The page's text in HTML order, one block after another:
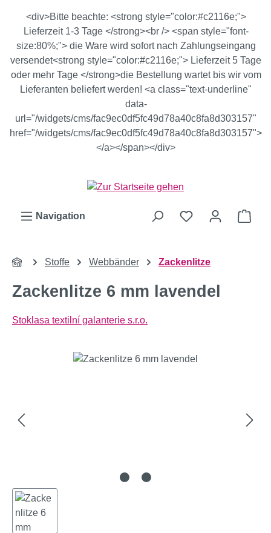
Zum Hauptinhalt springen
<div>Bitte beachte: <strong style="color:#c2116e;">
Lieferzeit 1-3 Tage </strong><br /> <span style="font-
size:80%;"> die Ware wird sofort nach Zahlungseingang
versendet<strong style="color:#c2116e;"> Lieferzeit 5 Tage
oder mehr Tage </strong>die Bestellung wartet bis wir vom
Lieferanten beliefert werden! <a class="text-underline"
data-
url="/widgets/cms/fac9ec0df5fc49d78a40c8fa8d303157"
href="/widgets/cms/fac9ec0df5fc49d78a40c8fa8d303157">
</a></span></div>
Navigation
Stoffe Webbänder Zackenlitze
Zackenlitze 6 mm lavendel
Stoklasa textilní galanterie s.r.o.
Bildergalerie überspringen